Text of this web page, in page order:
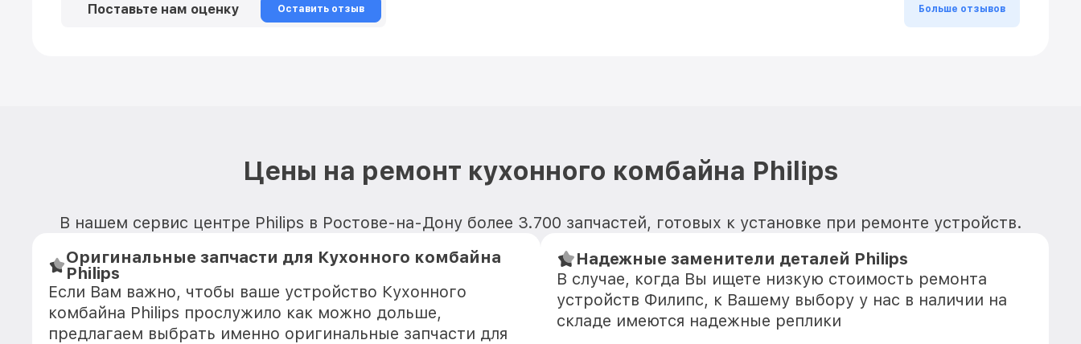
Поставьте нам оценку Оставить отзыв Больше отзывов
Цены на ремонт кухонного комбайна Philips
В нашем сервис центре Philips в Ростове-на-Дону более 3.700 запчастей, готовых к установке при ремонте устройств.
Оригинальные запчасти для Кухонного комбайна
Philips
Если Вам важно, чтобы ваше устройство Кухонного
комбайна Philips прослужило как можно дольше,
предлагаем выбрать именно оригинальные запчасти для
Надежные заменители деталей Philips
В случае, когда Вы ищете низкую стоимость ремонта
устройств Филипс, к Вашему выбору у нас в наличии на
складе имеются надежные реплики